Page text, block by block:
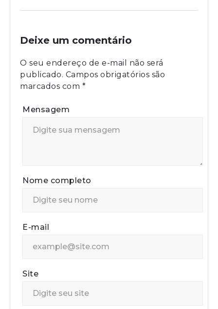
Deixe um comentário
O seu endereço de e-mail não será
publicado. Campos obrigatórios são
marcados com *
Mensagem
Nome completo
E-mail
Site